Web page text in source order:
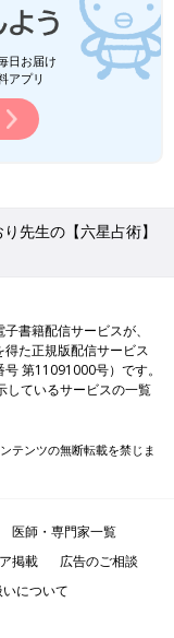
日お届け
アプリ
先生の【六星占術】
書籍配信サービスが、
た正規版配信サービス
第11091000号）です。
しているサービスの一覧
テンツの無断転載を禁じま
医師・専門家一覧
掲載
広告のご相談
について